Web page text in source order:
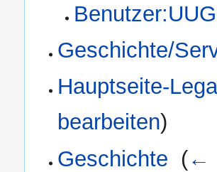
Geschichte/
Hauptseite-
bearbeiten)
Geschichte (←